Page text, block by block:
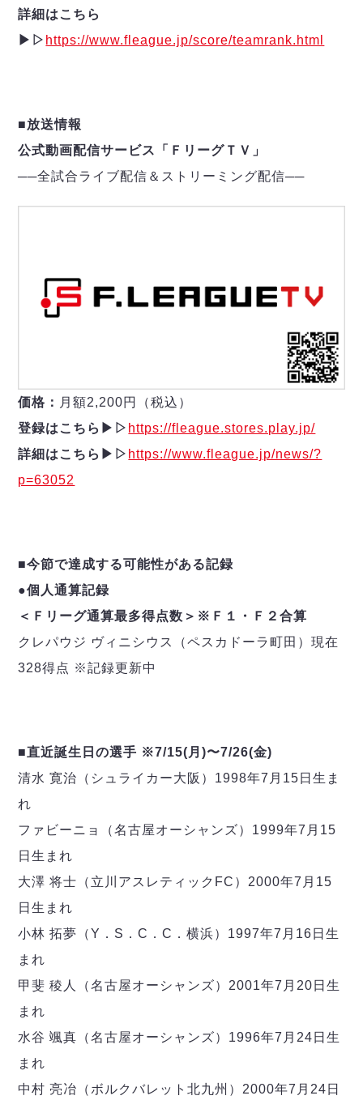
詳細はこちら
▶︎▷ https://www.fleague.jp/score/teamrank.html
■放送情報
公式動画配信サービス「ＦリーグＴＶ」
──全試合ライブ配信＆ストリーミング配信──
価格： 月額2,200円（税込）
登録はこちら▶︎▷ https://fleague.stores.play.jp/
詳細はこちら▶︎▷ https://www.fleague.jp/news/?
p=63052
■今節で達成する可能性がある記録
●個人通算記録
＜Ｆリーグ通算最多得点数＞※Ｆ１・Ｆ２合算
クレパウジ ヴィニシウス（ペスカドーラ町田）現在
328得点 ※記録更新中
■直近誕生日の選手 ※7/15(月)〜7/26(金)
清水 寛治（シュライカー大阪）1998年7月15日生ま
れ
ファビーニョ（名古屋オーシャンズ）1999年7月15
日生まれ
大澤 将士（立川アスレティックFC）2000年7月15
日生まれ
小林 拓夢（Y．S．C．C．横浜）1997年7月16日生
まれ
甲斐 稜人（名古屋オーシャンズ）2001年7月20日生
まれ
水谷 颯真（名古屋オーシャンズ）1996年7月24日生
まれ
中村 亮冶（ボルクバレット北九州）2000年7月24日